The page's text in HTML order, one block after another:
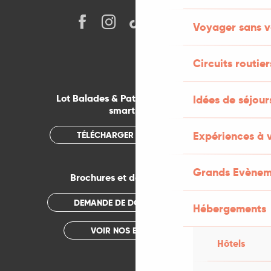
Voyager sans
Circuits
Idées de
Expériences à
Grands
Hébergements
Hôtels
Lot Balades & Patrimoines sur votre
smartphone
TÉLÉCHARGER L'APPLICATION
Brochures et documentations
DEMANDE DE DOCUMENTATION
VOIR NOS BROCHURES